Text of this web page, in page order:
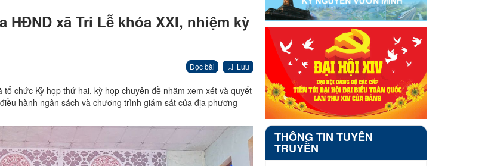
xã Tri Lễ khóa XXI, nhiệm kỳ
Đọc bài Lưu
chức Kỳ họp thứ hai, kỳ họp chuyên đề nhằm xem xét và quyết
hành ngân sách và chương trình giám sát của địa phương
THÔNG TIN TUYÊN
TRUYỀN